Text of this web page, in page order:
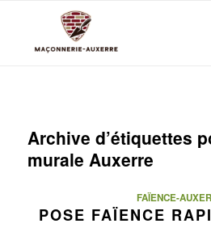
Archive d’étiquettes
murale Auxerre
FAÏENCE-
POSE FAÏENCE